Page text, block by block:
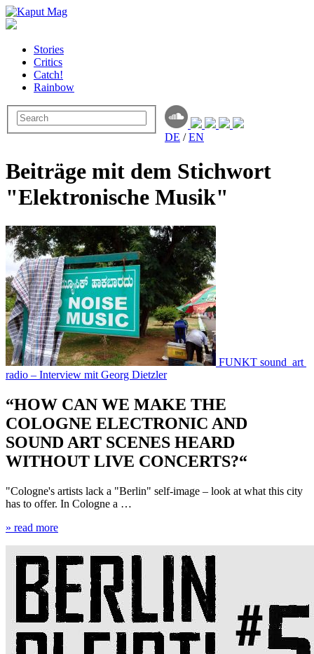
Stories
Critics
Catch!
Rainbow
DE /EN
Beiträge mit dem Stichwort
"Elektronische Musik"
FUNKT sound art
radio – Interview mit Georg Dietzler
“HOW CAN WE MAKE THE
COLOGNE ELECTRONIC AND
SOUND ART SCENES HEARD
WITHOUT LIVE CONCERTS?“
"Cologne's artists lack a "Berlin" self-image – look at what this city
has to offer. In Cologne a …
» read more